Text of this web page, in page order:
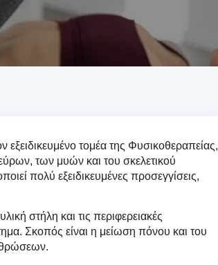
τομέα της Φυσικοθεραπείας,
των μυών και του σκελετικού
πολύ εξειδικευμένες προσεγγίσεις,
στήλη και τις περιφερειακές
Σκοπός είναι η μείωση πόνου και του